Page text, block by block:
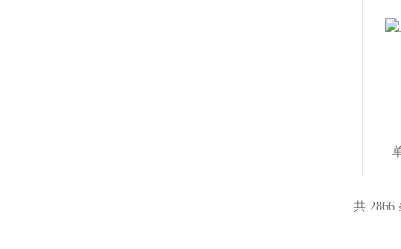
共 2866